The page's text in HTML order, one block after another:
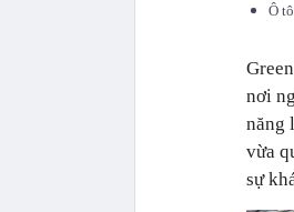
Ô
nơi
năng
vừa
sự